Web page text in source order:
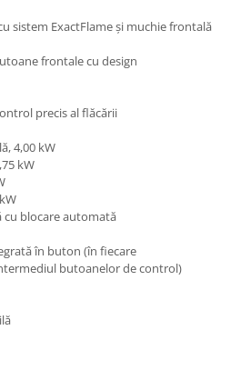
sistem ExactFlame şi muchie frontală
frontale cu design
precis al flăcării
4,00 kW
kW
cu blocare automată
în buton (în fiecare
butoanelor de control)